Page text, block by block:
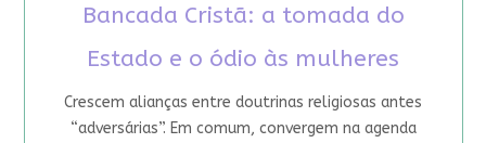
Bancada Cristã: a tomada do
Estado e o ódio às mulheres
Crescem alianças entre doutrinas religiosas antes
“adversárias”. Em comum, convergem na agenda